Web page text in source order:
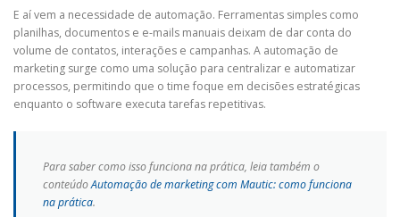
E aí vem a necessidade de automação. Ferramentas simples como
planilhas, documentos e e-mails manuais deixam de dar conta do
volume de contatos, interações e campanhas. A automação de
marketing surge como uma solução para centralizar e automatizar
processos, permitindo que o time foque em decisões estratégicas
enquanto o software executa tarefas repetitivas.
Para saber como isso funciona na prática, leia também o
conteúdoAutomação de marketing com Mautic: como funciona
na prática.